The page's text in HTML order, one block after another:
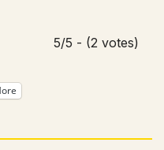
5/5 - (2 votes)